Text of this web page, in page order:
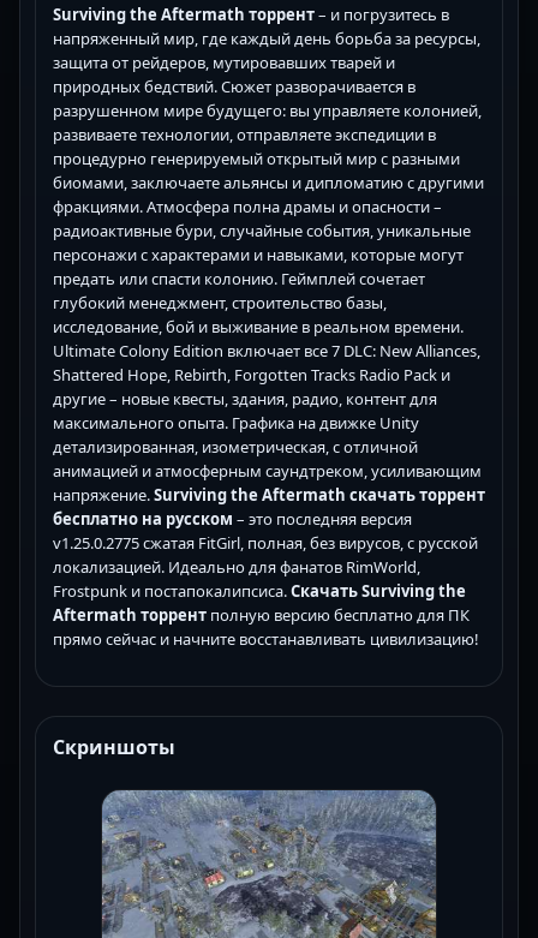
Surviving the Aftermath торрент– и погрузитесь в
напряженный мир, где каждый день борьба за ресурсы,
защита от рейдеров, мутировавших тварей и
природных бедствий. Сюжет разворачивается в
разрушенном мире будущего: вы управляете колонией,
развиваете технологии, отправляете экспедиции в
процедурно генерируемый открытый мир с разными
биомами, заключаете альянсы и дипломатию с другими
фракциями. Атмосфера полна драмы и опасности –
радиоактивные бури, случайные события, уникальные
персонажи с характерами и навыками, которые могут
предать или спасти колонию. Геймплей сочетает
глубокий менеджмент, строительство базы,
исследование, бой и выживание в реальном времени.
Ultimate Colony Edition включает все 7 DLC: New Alliances,
Shattered Hope, Rebirth, Forgotten Tracks Radio Pack и
другие – новые квесты, здания, радио, контент для
максимального опыта. Графика на движке Unity
детализированная, изометрическая, с отличной
анимацией и атмосферным саундтреком, усиливающим
напряжение.Surviving the Aftermath скачать торрент
бесплатно на русском – это последняя версия
v1.25.0.2775 сжатая FitGirl, полная, без вирусов, с русской
локализацией. Идеально для фанатов RimWorld,
Frostpunk и постапокалипсиса.Скачать Surviving the
Aftermath торрент полную версию бесплатно для ПК
прямо сейчас и начните восстанавливать цивилизацию!
Скриншоты